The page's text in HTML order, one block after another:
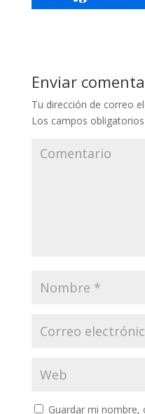
Enviar
Tu dirección de correo
Los campos
Guardar mi